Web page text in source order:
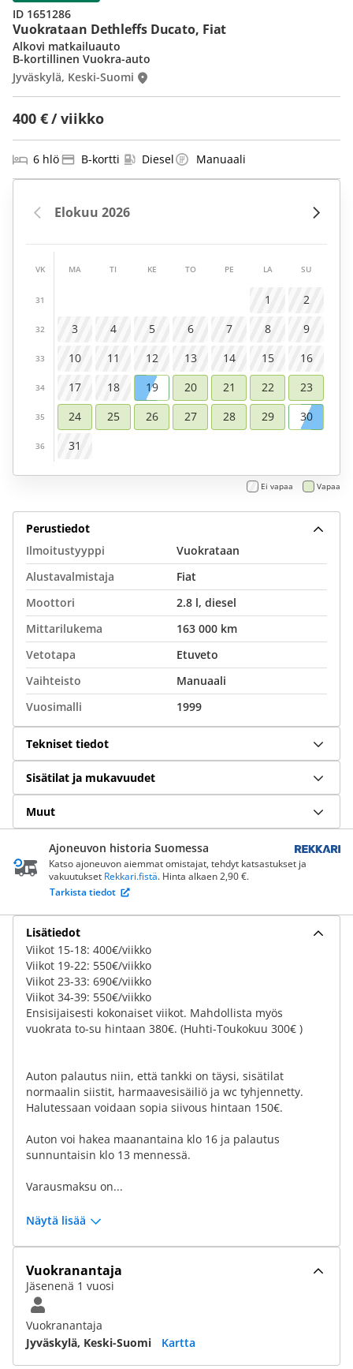
Vuokrataan Dethleffs Ducato, Fiat
400 € / viikko
Alkovi matkailuauto
B-kortillinen Vuokra-auto
Jyväskylä, Keski-Suomi
ID 1651286
6 hlö B-kortti Diesel Manuaali
VK MA TI KE TO PE LA SU
31 1 2
32 3 4 5 6 7 8 9
33 10 11 12 13 14 15 16
34 17 18 19 20 21 22 23
35 24 25 26 27 28 29 30
36 31
Ei vapaa Vapaa
Perustiedot
Ilmoitustyyppi
Vuokrataan
Alustavalmistaja
Fiat
Moottori
2.8 l, diesel
Mittarilukema
163 000 km
Vetotapa
Etuveto
Vaihteisto
Manuaali
Vuosimalli
1999
Tekniset tiedot
Sisätilat ja mukavuudet
Muut
Ajoneuvon historia Suomessa
Katso ajoneuvon aiemmat omistajat, tehdyt katsastukset ja
vakuutukset Rekkari.fistä. Hinta alkaen 2,90 €.
Tarkista tiedot
Lisätiedot
Viikot 15-18: 400€/viikko
Viikot 19-22: 550€/viikko
Viikot 23-33: 690€/viikko
Viikot 34-39: 550€/viikko
Ensisijaisesti kokonaiset viikot. Mahdollista myös
vuokrata to-su hintaan 380€. (Huhti-Toukokuu 300€ )
Auton palautus niin, että tankki on täysi, sisätilat
normaalin siistit, harmaavesisäiliö ja wc tyhjennetty.
Halutessaan voidaan sopia siivous hintaan 150€.
Auton voi hakea maanantaina klo 16 ja palautus
sunnuntaisin klo 13 mennessä.
Varausmaksu on...
Näytä lisää
Vuokranantaja
Jäsenenä 1 vuosi
Vuokranantaja
Jyväskylä, Keski-Suomi
Kartta